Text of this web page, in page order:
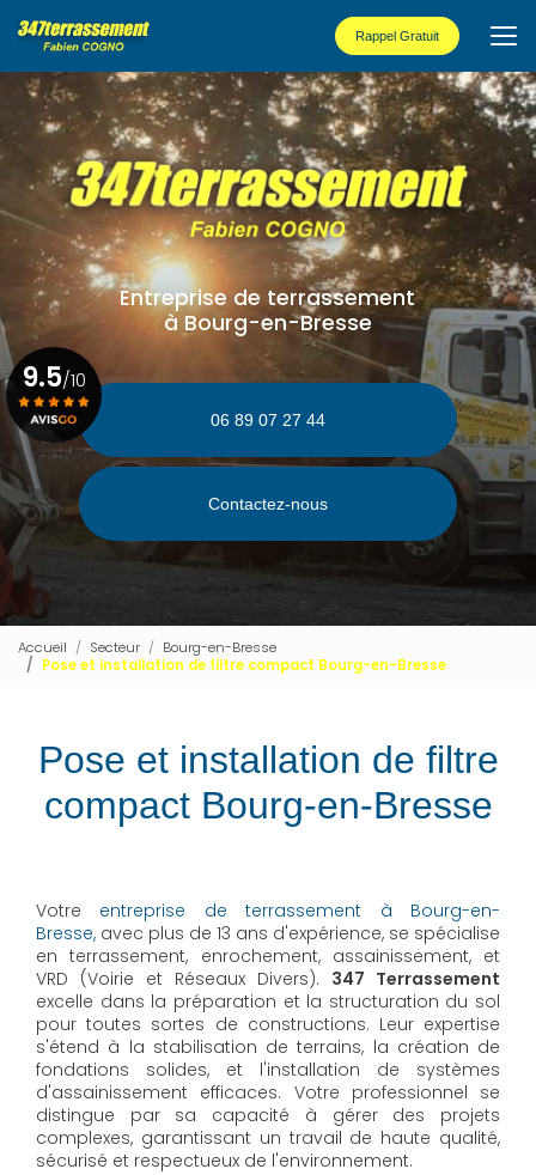
au
contenu
principal
Rappel Gratuit
Entreprise de terrassement
à Bourg-en-Bresse
06 89 07 27 44
Contactez-nous
9.5/10
Voir le certificat
Accueil Secteur
Bourg-en-Bresse
Pose et installation de filtre compact Bourg-en-Bresse
Pose et installation de filtre
compact Bourg-en-Bresse
Votre entreprise de terrassement à Bourg-en-
Bresse, avec plus de 13 ans d'expérience, se spécialise
en terrassement, enrochement, assainissement, et
VRD (Voirie et Réseaux Divers). 347 Terrassement
excelle dans la préparation et la structuration du sol
pour toutes sortes de constructions. Leur expertise
s'étend à la stabilisation de terrains, la création de
fondations solides, et l'installation de systèmes
d'assainissement efficaces. Votre professionnel se
distingue par sa capacité à gérer des projets
complexes, garantissant un travail de haute qualité,
sécurisé et respectueux de l'environnement.